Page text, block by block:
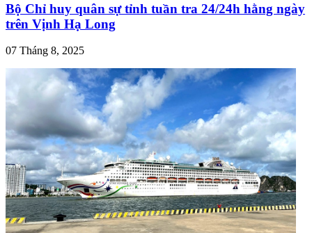
Bộ Chỉ huy quân sự tỉnh tuần tra 24/24h hằng ngày
trên Vịnh Hạ Long
07 Tháng 8, 2025